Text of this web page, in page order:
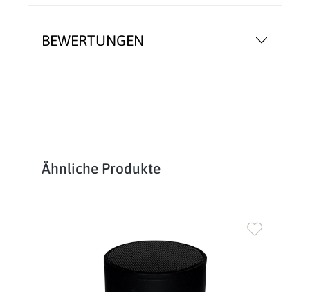
BEWERTUNGEN
Produktgalerie überspringen
Ähnliche Produkte